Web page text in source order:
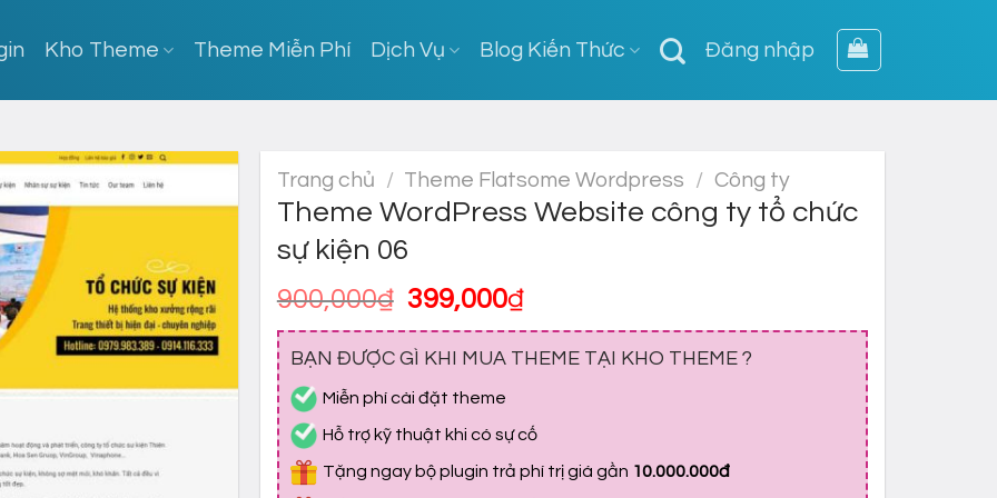
Kho Theme Theme Miễn Phí Dịch Vụ Blog Kiến Thức Đăng nhập
Trang chủ / Theme Flatsome Wordpress / Công ty
Theme WordPress Website công ty tổ chức
sự kiện 06
900,000₫ Giá
gốc
là:
399,000₫Giá
hiện
tại
BẠN ĐƯỢC GÌ KHI MUA THEME TẠI KHO THEME ?
Miễn phí cài đặt theme
Hỗ trợ kỹ thuật khi có sự cố
Tặng ngay bộ plugin trả phí trị giá gần 10.000.000đ